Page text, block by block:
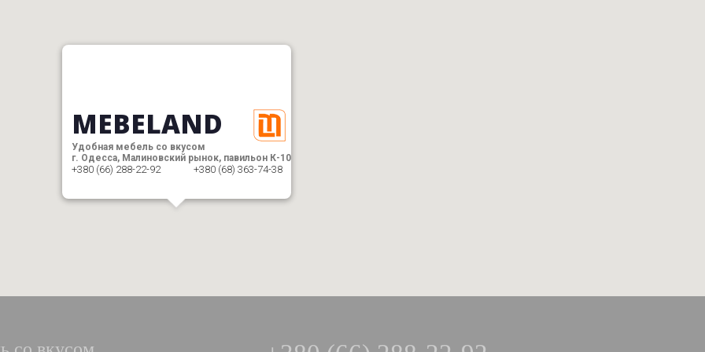
MEBELAND
Удобная мебель со вкусом
г. Одесса, Малиновский рынок, павильон К-10
+380 (66) 288-22-92 +380 (68) 363-74-38